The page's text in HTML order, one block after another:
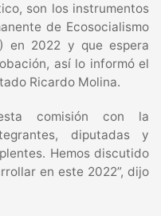
son los instrumentos
de Ecosocialismo
en 2022 y que espera
así lo informó el
Ricardo Molina.
comisión con la
diputadas y
Hemos discutido
en este 2022”, dijo